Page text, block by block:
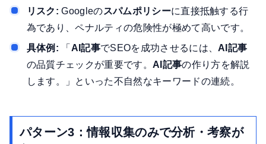
リスク: Googleのスパムポリシーに直接抵触する行
為であり、ペナルティの危険性が極めて高いです。
具体例: 「 AI記事でSEOを成功させるには、AI記事
の品質チェックが重要です。 AI記事の作り方を解説
します。」といった不自然なキーワードの連続。
パターン3：情報収集のみで分析・考察が